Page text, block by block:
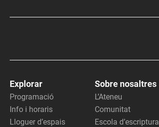
Explorar
Programació
Info i horaris
Lloguer d’espais
Sobre nosaltres
L’Ateneu
Comunitat
Escola d’escriptura